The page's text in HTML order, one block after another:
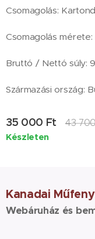
Csomagolás:
Csomagolás
Bruttó / Nettó súly:
Származási ország:
35 000 Ft 43
Készleten
Kanadai
Webáruház és